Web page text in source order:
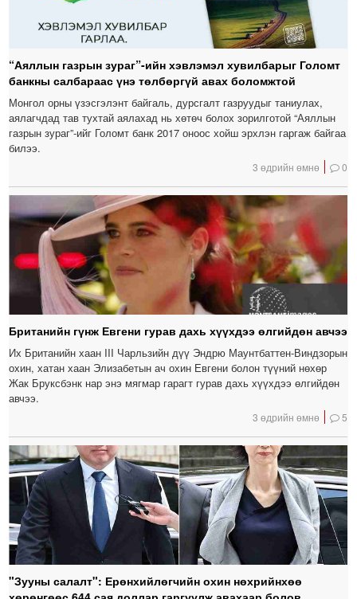
“Аяллын газрын зураг”-ийн хэвлэмэл хувилбарыг Голомт
банкны салбараас үнэ төлбөргүй авах боломжтой
Монгол орны үзэсгэлэнт байгаль, дурсгалт газруудыг таниулах,
аялагчдад тав тухтай аялахад нь хөтөч болох зорилготой “Аяллын
газрын зураг”-ийг Голомт банк 2017 оноос хойш эрхлэн гаргаж байгаа
билээ.
3 өдрийн өмнө 0
Британийн гүнж Евгени гурав дахь хүүхдээ өлгийдөн авчээ
Их Британийн хаан III Чарльзийн дүү Эндрю Маунтбаттен-Виндзорын
охин, хатан хаан Элизабетын ач охин Евгени болон түүний нөхөр
Жак Бруксбэнк нар энэ мягмар гарагт гурав дахь хүүхдээ өлгийдөн
авчээ.
3 өдрийн өмнө 5
"Зууны салалт": Ерөнхийлөгчийн охин нөхрийнхөө